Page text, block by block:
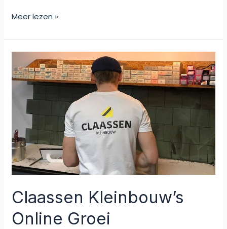
Meer lezen »
Claassen Kleinbouw’s
Online Groei
Kleinbouw’s
Online